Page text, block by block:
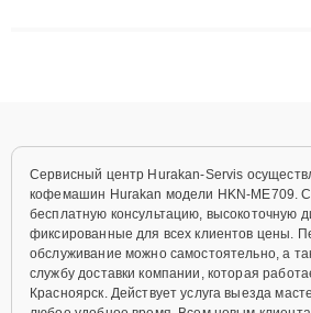
Сервисный центр Hurakan-Servis
кофемашин Hurakan модели HKN-ME709.
бесплатную консультацию, высокоточную
фиксированные для всех клиентов цены.
обслуживание можно самостоятельно, а
службу доставки компании, которая
Красноярск. Действует услуга выезда